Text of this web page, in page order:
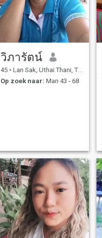
วิภารัตน์
45 • Lan Sak, Uthai Thani, Thailand
Op zoek naar: Man 43 - 68